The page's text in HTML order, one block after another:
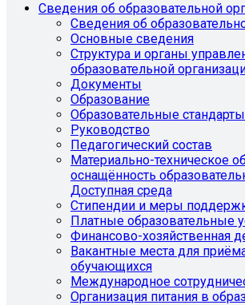
Сведения об образовательной
Сведения об
Основные сведения
Структура и органы
образовательной
Документы
Образование
Образовательные
Руководство
Педагогический состав
Материально-техническое
оснащённость
Доступная среда
Стипендии и меры
Платные образовательные
Финансово-хозяйственная
Вакантные места для
обучающихся
Международное
Организация питания в